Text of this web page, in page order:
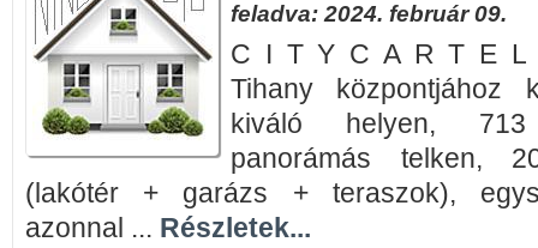
feladva: 2024. február 09.
C I T Y C A R T E L
Tihany központjához
kiváló helyen, 713
panorámás telken,
(lakótér + garázs + teraszok),
azonnal ... Részletek...